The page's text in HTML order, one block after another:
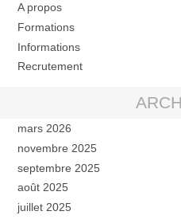
A propos
Formations
Informations
Recrutement
mars 2026
novembre 2025
septembre 2025
août 2025
juillet 2025